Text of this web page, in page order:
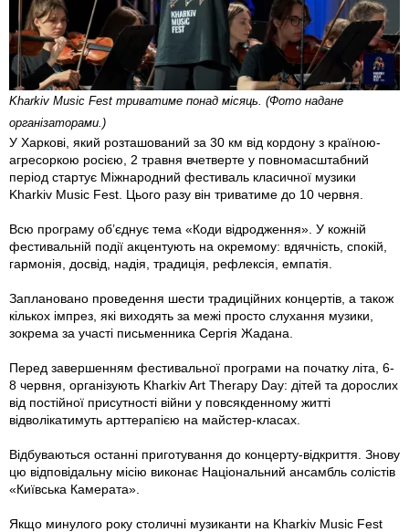
Kharkiv Music Fest триватиме понад місяць. (Фото надане
організаторами.)
У Харкові, який розташований за 30 км від кордону з країною-
агресоркою росією, 2 травня вчетверте у повномасштабний
період стартує Міжнародний фестиваль класичної музики
Kharkiv Music Fest. Цього разу він триватиме до 10 червня.
Всю програму об’єднує тема «Коди відродження». У кожній
фестивальній події акцентують на окремому: вдячність, спокій,
гармонія, досвід, надія, традиція, рефлексія, емпатія.
Заплановано проведення шести традиційних концертів, а також
кількох імпрез, які виходять за межі просто слухання музики,
зокрема за участі письменника Сергія Жадана.
Перед завершенням фестивальної програми на початку літа, 6-
8 червня, організують Kharkiv Art Therapy Day: дітей та дорослих
від постійної присутності війни у повсякденному житті
відволікатимуть арттерапією на майстер-класах.
Відбуваються останні приготування до концерту-відкриття. Знову
цю відповідальну місію виконає Національний ансамбль солістів
«Київська Камерата».
Якщо минулого року столичні музиканти на Kharkiv Music Fest